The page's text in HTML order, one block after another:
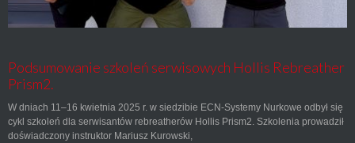
Podsumowanie szkoleń serwisowych Hollis Rebreather
Prism2.
W dniach 11–16 kwietnia 2025 r. w siedzibie ECN-Systemy Nurkowe odbył się
cykl szkoleń dla serwisantów rebreatherów Hollis Prism2. Szkolenia prowadził
doświadczony instruktor Mariusz Kurowski,